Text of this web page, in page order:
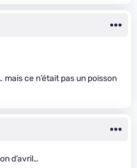
mais ce n’était pas un poisson
d’avril…